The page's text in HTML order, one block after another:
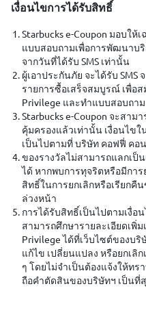
เงื่อนไขการได้รับสิทธิ์
Starbucks e-Coupon มอบให้
แบบสอบถามเพื่อการพัฒนาบ
จากวันที่ได้รับ SMS เท่านั้น
ผู้เอาประกันภัย จะได้รับ
รายการซื้อเสร็จสมบูรณ์ เพื่อ
Privilege และทำแบบสอบถาม
Starbucks e-Coupon จะสาม
คุ้มครองแล้วเท่านั้น เงื่อนไขใ
เป็นไปตามที่ บริษัท คอฟฟี่ คอ
ของรางวัลไม่สามารถแลกเป็
ได้ หากพบการทุจริตหรือมีกา
สิทธิ์ในการยกเลิกหรือเรียกคื
ล่วงหน้า
การได้รับสิทธิ์เป็นไปตามเงื่อ
สามารถศึกษารายละเอียดเพิ่
Privilege ได้ที่เว็บไซต์ของบ
แก้ไข เปลี่ยนแปลง หรือยกเลิ
ๆ โดยไม่จำเป็นต้องแจ้งให้ท
ถือคำตัดสินของบริษัทฯ เป็นที่